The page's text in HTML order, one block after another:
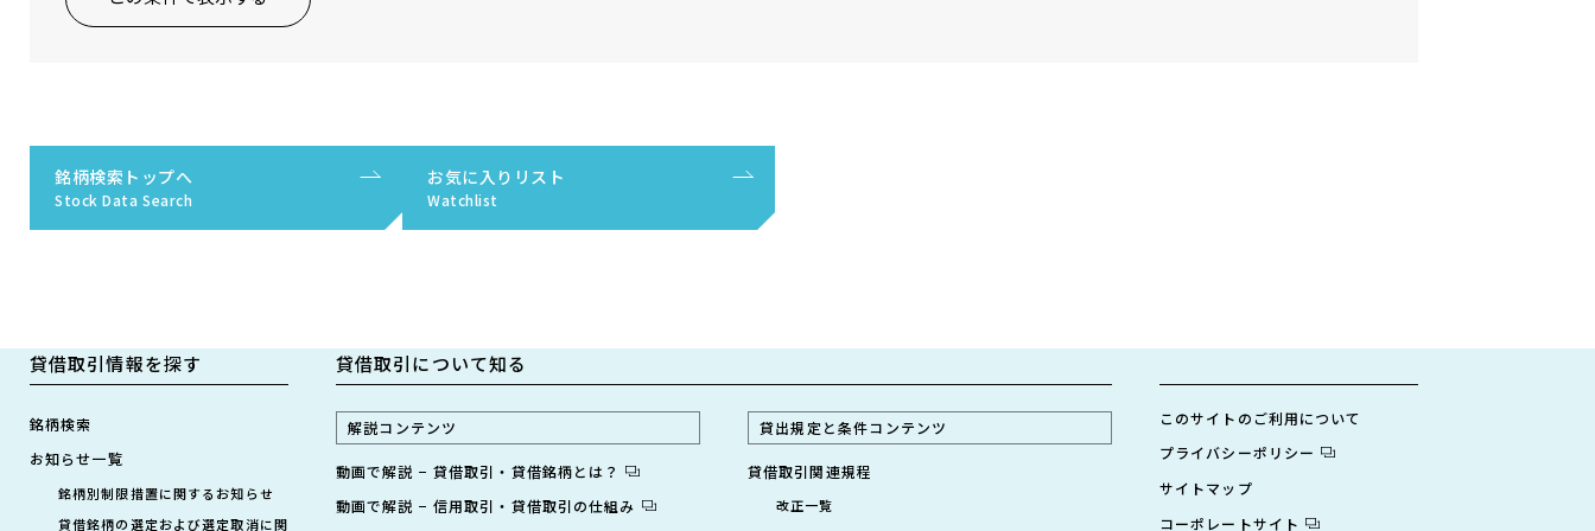
銘柄検索トップへ
Stock Data Search
お気に入りリスト
Watchlist
貸借取引情報を探す
銘柄検索
お知らせ一覧
銘柄別制限措置に関するお知らせ
貸借銘柄の選定および選定取消に関
貸借取引について知る
解説コンテンツ
動画で解説 − 貸借取引・貸借銘柄とは？
動画で解説 − 信用取引・貸借取引の仕組み
貸出規定と条件コンテンツ
貸借取引関連規程
改正一覧
このサイトのご利用について
プライバシーポリシー
サイトマップ
コーポレートサイト